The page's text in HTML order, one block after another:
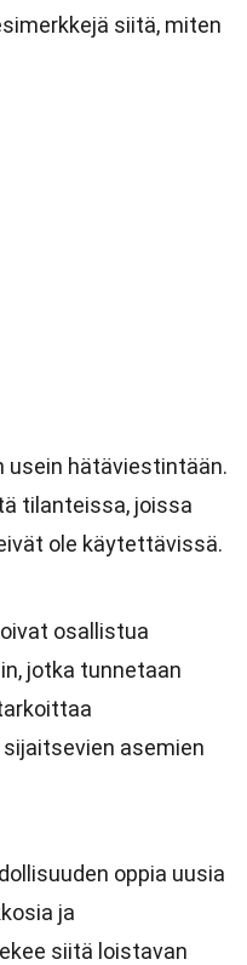
siitä, miten
usein hätäviestintään.
tilanteissa, joissa
ole käytettävissä.
osallistua
jotka tunnetaan
asemien
oppia uusia
ja
siitä loistavan